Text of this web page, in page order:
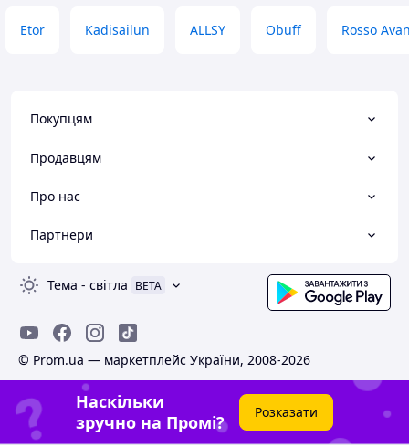
Etor Kadisailun ALLSY Obuff Rosso
Покупцям
Продавцям
Про нас
Партнери
Тема - світла BETA
© Prom.ua — маркетплейс України, 2008-2026
Наскільки
зручно на Промі?
Розказати